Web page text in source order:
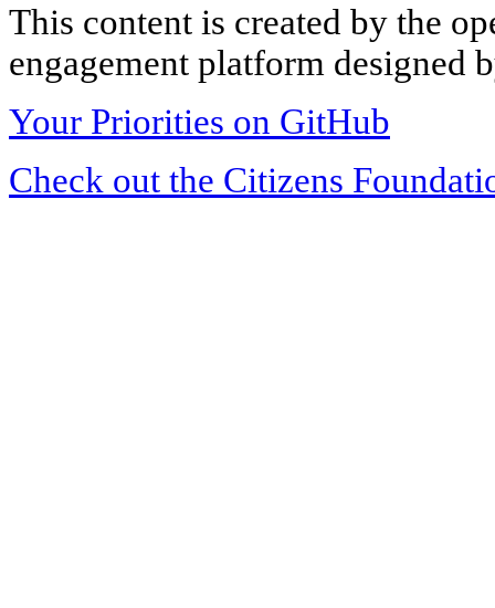
This content is created by the
engagement platform designed
Your Priorities on GitHub
Check out the Citizens